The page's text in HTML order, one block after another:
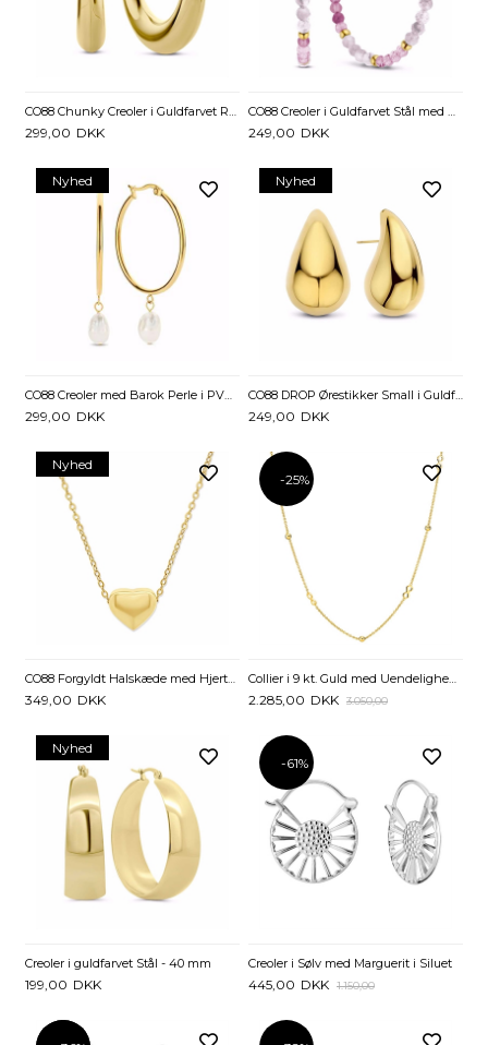
CO88 Chunky Creoler i Guldfarvet Rustfrit Stål
299,00 DKK
CO88 Creoler i Guldfarvet Stål med Rosa Sten - 25 mm
249,00 DKK
Nyhed
CO88 Creoler med Barok Perle i PVD Guldbelagt Rustfrit Stål
299,00 DKK
Nyhed
CO88 DROP Ørestikker Small i Guldfarvet Stål
249,00 DKK
Nyhed
CO88 Forgyldt Halskæde med Hjerte i Rustfrit Stål
349,00 DKK
-25%
Collier i 9 kt. Guld med Uendelighedstegn og Kugler - 48 cm
2.285,00 DKK 3.050,00
Nyhed
Creoler i guldfarvet Stål - 40 mm
199,00 DKK
-61%
Creoler i Sølv med Marguerit i Siluet
445,00 DKK 1.150,00